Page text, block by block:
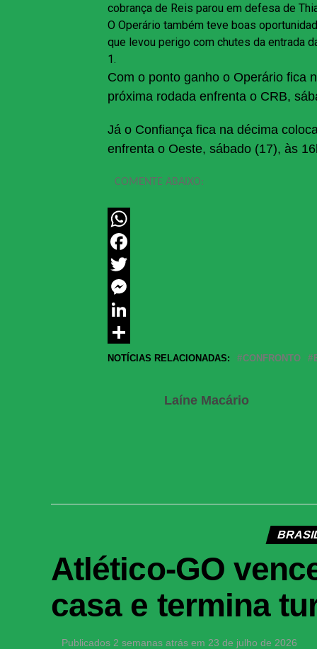
cobrança de Reis parou em defesa de
O Operário também teve boas
que levou perigo com chutes da entrada
1.
Com o ponto ganho o Operário fica
próxima rodada enfrenta o CRB,
Já o Confiança fica na décima
enfrenta o Oeste, sábado (17), às
COMENTE ABAIXO:
WhatsApp
Facebook
Twitter
Messenger
LinkedIn
Share
NOTÍCIAS RELACIONADAS: CONFRONTO
Laíne Macário
Atlético-GO
casa e termina
Publicados 2 semanas atrás em 23 de julho de 2026